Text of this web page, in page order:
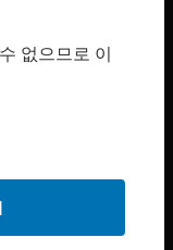
없으므로 이